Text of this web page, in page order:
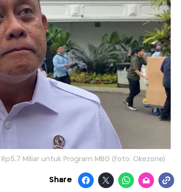
Miliar untuk Program MBG (Foto: Okezone)
Share